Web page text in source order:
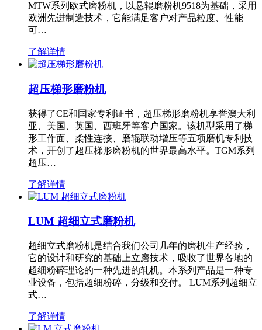
MTW系列欧式磨粉机，以悬辊磨粉机9518为基础，采用
欧洲先进制造技术，它能满足客户对产品粒度、性能
可…
了解详情
超压梯形磨粉机
获得了CE和国家专利证书，超压梯形磨粉机享誉澳大利
亚、美国、英国、西班牙等客户国家。该机型采用了梯
形工作面、柔性连接、磨辊联动增压等五项磨机专利技
术，开创了超压梯形磨粉机的世界最高水平。TGM系列
超压…
了解详情
LUM 超细立式磨粉机
超细立式磨粉机是结合我们公司几年的磨机生产经验，
它的设计和研究的基础上立磨技术，吸收了世界各地的
超细粉碎理论的一种先进的轧机。本系列产品是一种专
业设备，包括超细粉碎，分级和交付。 LUM系列超细立
式…
了解详情